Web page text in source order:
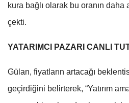
kura bağlı olarak bu oranın
çekti.
YATARIMCI PAZARI CANLI
Gülan, fiyatların artacağı
geçirdiğini belirterek, “Yatırım